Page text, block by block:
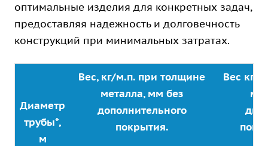
оптимальные изделия для конкретных задач,
предоставляя надежность и долговечность
конструкций при минимальных затратах.
Диаметр
трубы*,
м
Вес, кг/м.п. при толщине
металла, мм без
дополнительного
покрытия.
Вес кг/